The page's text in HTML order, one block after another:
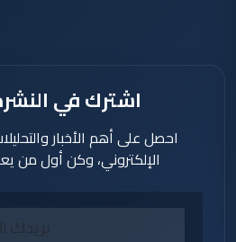
اشترك في
احصل على أهم الأخبار
الإلكتروني، وكن أول من